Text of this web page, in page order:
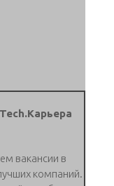
вакансии в
компаний.